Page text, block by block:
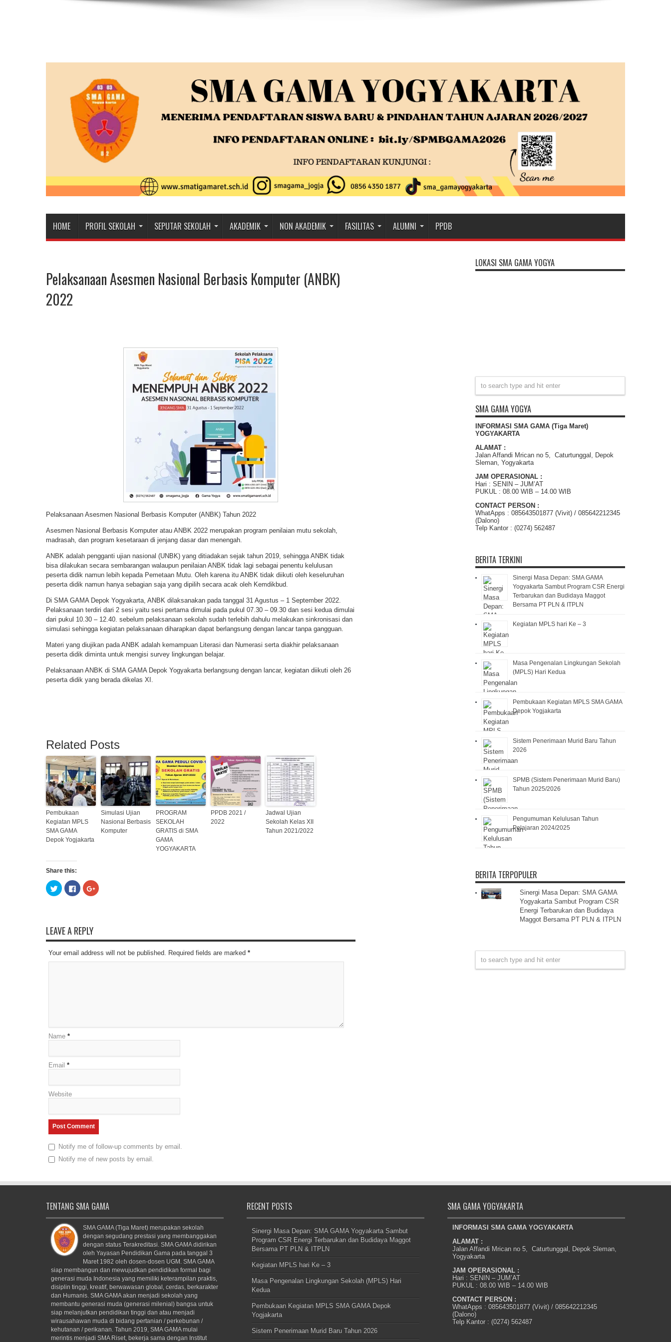
HOME PROFIL SEKOLAH SEPUTAR SEKOLAH AKADEMIK NON AKADEMIK FASILITAS ALUMNI PPDB
Pelaksanaan Asesmen Nasional Berbasis Komputer (ANBK)
2022
Pelaksanaan Asesmen Nasional Berbasis Komputer (ANBK) Tahun 2022
Asesmen Nasional Berbasis Komputer atau ANBK 2022 merupakan program penilaian mutu sekolah,
madrasah, dan program kesetaraan di jenjang dasar dan menengah.
ANBK adalah pengganti ujian nasional (UNBK) yang ditiadakan sejak tahun 2019, sehingga ANBK tidak
bisa dilakukan secara sembarangan walaupun penilaian ANBK tidak lagi sebagai penentu kelulusan
peserta didik namun lebih kepada Pemetaan Mutu. Oleh karena itu ANBK tidak diikuti oleh keseluruhan
peserta didik namun hanya sebagian saja yang dipilih secara acak oleh Kemdikbud.
Di SMA GAMA Depok Yogyakarta, ANBK dilaksanakan pada tanggal 31 Agustus – 1 September 2022.
Pelaksanaan terdiri dari 2 sesi yaitu sesi pertama dimulai pada pukul 07.30 – 09.30 dan sesi kedua dimulai
dari pukul 10.30 – 12.40. sebelum pelaksanaan sekolah sudah terlebih dahulu melakukan sinkronisasi dan
simulasi sehingga kegiatan pelaksanaan diharapkan dapat berlangsung dengan lancar tanpa gangguan.
Materi yang diujikan pada ANBK adalah kemampuan Literasi dan Numerasi serta diakhir pelaksanaan
peserta didik diminta untuk mengisi survey lingkungan belajar.
Pelaksanaan ANBK di SMA GAMA Depok Yogyakarta berlangsung dengan lancar, kegiatan diikuti oleh 26
peserta didik yang berada dikelas XI.
Related Posts
Pembukaan
Kegiatan MPLS
SMA GAMA
Depok Yogjakarta
Simulasi Ujian
Nasional Berbasis
Komputer
PROGRAM
SEKOLAH
GRATIS di SMA
GAMA
YOGYAKARTA
PPDB 2021 /
2022
Jadwal Ujian
Sekolah Kelas XII
Tahun 2021/2022
Share this:
Click
to
share
new
window)
Click
to
share
new
window)
Click
to
LEAVE A REPLY
Your email address will not be published. Required fields are marked *
Name *
Email *
Website
Notify me of follow-up comments by email.
Notify me of new posts by email.
LOKASI SMA GAMA YOGYA
SMA GAMA YOGYA
INFORMASI SMA GAMA (Tiga Maret)
YOGYAKARTA
ALAMAT :
Jalan Affandi Mrican no 5, Caturtunggal, Depok
Sleman, Yogyakarta
JAM OPERASIONAL :
Hari : SENIN – JUM’AT
PUKUL : 08.00 WIB – 14.00 WIB
CONTACT PERSON :
WhatApps : 085643501877 (Vivit) / 085642212345
(Dalono)
Telp Kantor : (0274) 562487
BERITA TERKINI
Sinergi Masa Depan: SMA GAMA
Yogyakarta Sambut Program CSR Energi
Terbarukan dan Budidaya Maggot
Bersama PT PLN & ITPLN
Kegiatan MPLS hari Ke – 3
Masa Pengenalan Lingkungan Sekolah
(MPLS) Hari Kedua
Pembukaan Kegiatan MPLS SMA GAMA
Depok Yogjakarta
Sistem Penerimaan Murid Baru Tahun
2026
SPMB (Sistem Penerimaan Murid Baru)
Tahun 2025/2026
Pengumuman Kelulusan Tahun
Pelajaran 2024/2025
BERITA TERPOPULER
Sinergi Masa Depan: SMA GAMA
Yogyakarta Sambut Program CSR
Energi Terbarukan dan Budidaya
Maggot Bersama PT PLN & ITPLN
TENTANG SMA GAMA
SMA GAMA (Tiga Maret) merupakan sekolah
dengan segudang prestasi yang membanggakan
dengan status Terakreditasi. SMA GAMA didirikan
oleh Yayasan Pendidikan Gama pada tanggal 3
Maret 1982 oleh dosen-dosen UGM. SMA GAMA
siap membangun dan mewujudkan pendidikan formal bagi
generasi muda Indonesia yang memiliki keterampilan praktis,
disiplin tinggi, kreatif, berwawasan global, cerdas, berkarakter
dan Humanis. SMA GAMA akan menjadi sekolah yang
membantu generasi muda (generasi milenial) bangsa untuk
siap melanjutkan pendidikan tinggi dan atau menjadi
wirausahawan muda di bidang pertanian / perkebunan /
kehutanan / perikanan. Tahun 2019, SMA GAMA mulai
merintis menjadi SMA Riset, bekerja sama dengan Institut
RECENT POSTS
Sinergi Masa Depan: SMA GAMA Yogyakarta Sambut
Program CSR Energi Terbarukan dan Budidaya Maggot
Bersama PT PLN & ITPLN
Kegiatan MPLS hari Ke – 3
Masa Pengenalan Lingkungan Sekolah (MPLS) Hari
Kedua
Pembukaan Kegiatan MPLS SMA GAMA Depok
Yogjakarta
Sistem Penerimaan Murid Baru Tahun 2026
SMA GAMA YOGYAKARTA
INFORMASI SMA GAMA YOGYAKARTA
ALAMAT :
Jalan Affandi Mrican no 5, Caturtunggal, Depok Sleman,
Yogyakarta
JAM OPERASIONAL :
Hari : SENIN – JUM’AT
PUKUL : 08.00 WIB – 14.00 WIB
CONTACT PERSON :
WhatApps : 085643501877 (Vivit) / 085642212345
(Dalono)
Telp Kantor : (0274) 562487